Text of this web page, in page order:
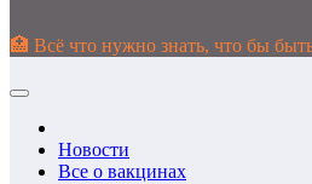
🏥 Всё что нужно знать, что бы
Новости
Все о вакцинах